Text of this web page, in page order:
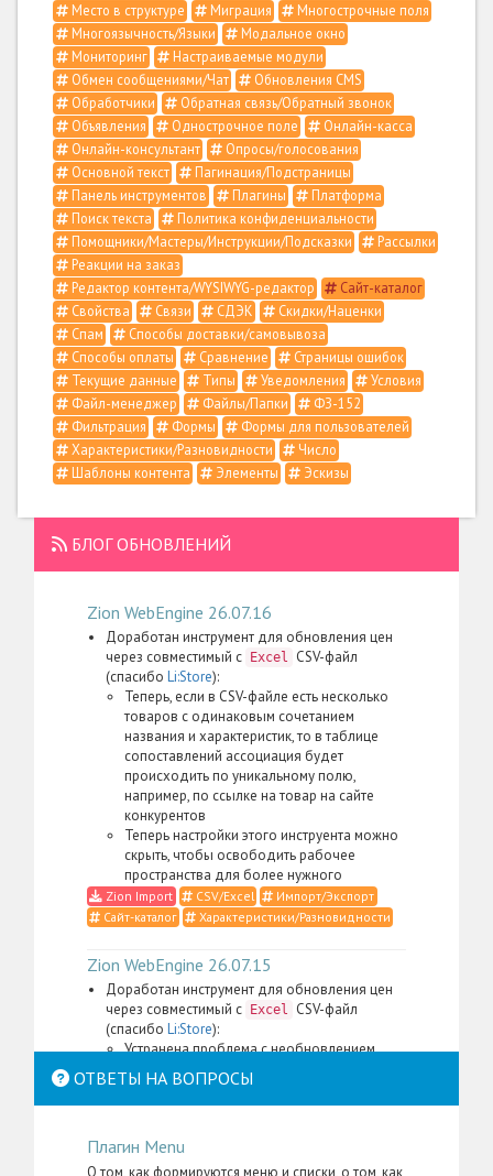
Место в структуре
Миграция
Многострочные поля
Многоязычность/Языки
Модальное окно
Мониторинг
Настраиваемые модули
Обмен сообщениями/Чат
Обновления CMS
Обработчики
Обратная связь/Обратный звонок
Объявления
Однострочное поле
Онлайн-касса
Онлайн-консультант
Опросы/голосования
Основной текст
Пагинация/Подстраницы
Панель инструментов
Плагины
Платформа
Поиск текста
Политика конфиденциальности
Помощники/Мастеры/Инструкции/Подсказки
Рассылки
Реакции на заказ
Редактор контента/WYSIWYG-редактор
Сайт-каталог
Свойства
Связи СДЭК
Скидки/Наценки
Спам
Способы доставки/самовывоза
Способы оплаты
Сравнение
Страницы ошибок
Текущие данные
Типы Уведомления
Условия
Файл-менеджер
Файлы/Папки
ФЗ-152
Фильтрация
Формы
Формы для пользователей
Характеристики/Разновидности
Число
Шаблоны контента
Элементы Эскизы
БЛОГ ОБНОВЛЕНИЙ
Zion WebEngine 26.07.16
Доработан инструмент для обновления цен
через совместимый с
Excel
CSV-файл
(спасибо Li:Store):
Теперь, если в CSV-файле есть несколько
товаров с одинаковым сочетанием
названия и характеристик, то в таблице
сопоставлений ассоциация будет
происходить по уникальному полю,
например, по ссылке на товар на сайте
конкурентов
Теперь настройки этого инструента можно
скрыть, чтобы освободить рабочее
пространства для более нужного
Zion Import CSV/Excel
Импорт/Экспорт
Сайт-каталог
Характеристики/Разновидности
Zion WebEngine 26.07.15
Доработан инструмент для обновления цен
через совместимый с Excel
CSV-файл
(спасибо Li:Store):
Устранена проблема с необновлением
зачёркнутой цены
Доработаны драйвер оболочки, класс для
управления проектом и JS-скрипт реализации
Улучшено экранирование и
разэкранирование некоторых символов,
ОТВЕТЫ НА ВОПРОСЫ
Плагин Menu
О том, как формируются меню и списки, о том, как